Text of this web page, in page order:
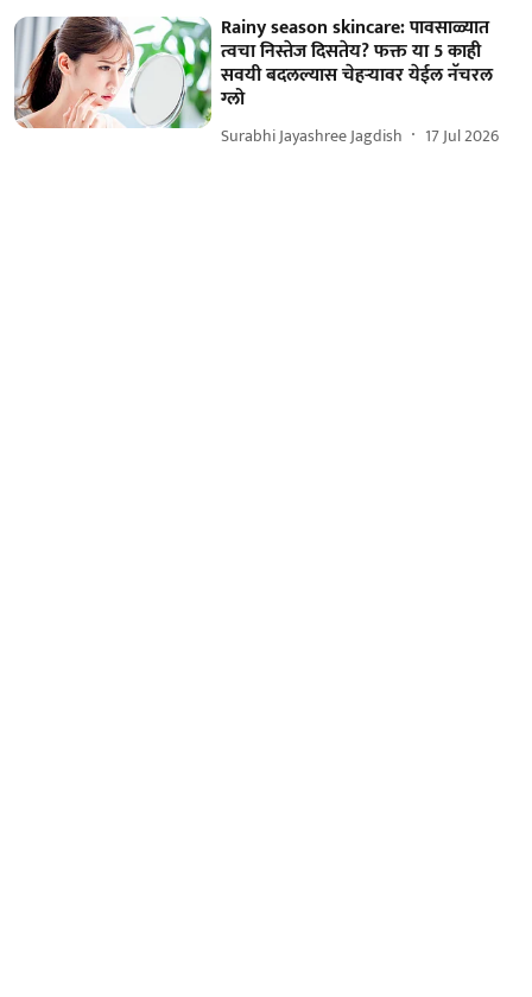
Rainy season skincare: पावसाळ्यात
त्वचा निस्तेज दिसतेय? फक्त या 5 काही
सवयी बदलल्यास चेहऱ्यावर येईल नॅचरल
ग्लो
Surabhi Jayashree Jagdish 17 Jul 2026